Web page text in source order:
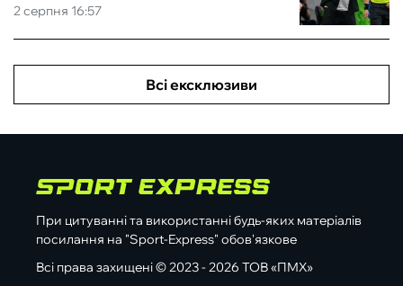
2 серпня 16:57
Всі ексклюзиви
При цитуванні та використанні будь-яких матеріалів
посилання на "Sport-Express" обов'язкове
Всі права захищені © 2023 - 2026 ТОВ «ПМХ»